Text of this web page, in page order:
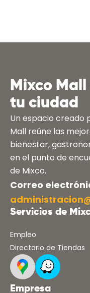
Mixco Mall
tu ciudad
Un espacio creado
Mall reúne las
bienestar,
en el punto de
de Mixco.
Correo
Servicios de
Empleo
Directorio de Tiendas
Empresa